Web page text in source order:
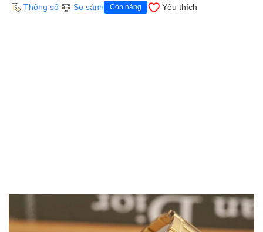
Thông số So sánh Còn hàng Yêu thích